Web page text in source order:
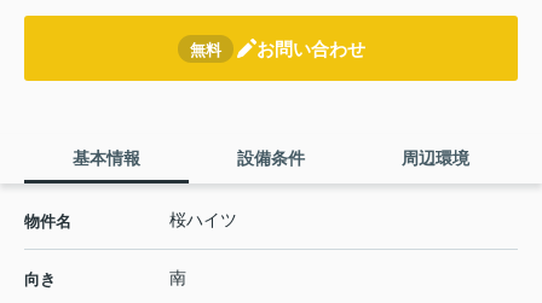
無料 お問い合わせ
基本情報 設備条件 周辺環境
物件名 桜ハイツ
向き 南